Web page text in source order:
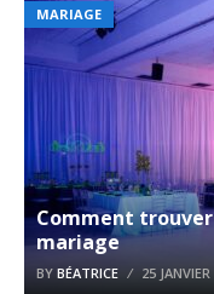
MARIAGE
Comment
mariage
BY BÉATRICE 25